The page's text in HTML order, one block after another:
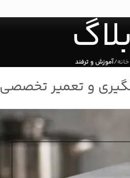
بلاگ
خانه/آموزش و ترفند
و تعمیر تخصصی